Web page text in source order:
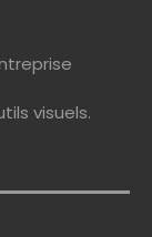
visuels.